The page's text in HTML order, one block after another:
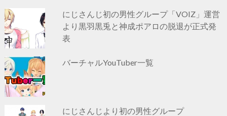
にじさんじ初の男性グループ「VOIZ」運営
より黒羽黒兎と神成ポアロの脱退が正式発
表
バーチャルYouTuber一覧
にじさんじより初の男性グループ